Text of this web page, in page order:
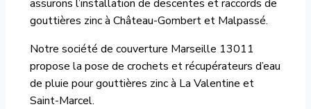
assurons l’installation de descentes et raccords de
gouttières zinc à Château-Gombert et Malpassé.
Notre société de couverture Marseille 13011
propose la pose de crochets et récupérateurs d’eau
de pluie pour gouttières zinc à La Valentine et
Saint-Marcel.